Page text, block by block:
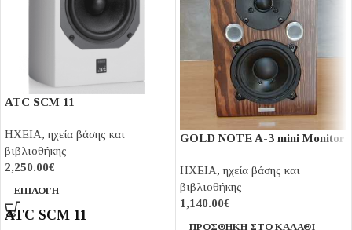
ATC SCM 11
ΗΧΕΙΑ, ηχεία βάσης και
βιβλιοθήκης
2,250.00€
ΕΠΙΛΟΓΉ
ATC SCM 11
GOLD NOTE A-3 mini Monitor
ΗΧΕΙΑ, ηχεία βάσης και
βιβλιοθήκης
1,140.00€
ΠΡΟΣΘΉΚΗ ΣΤΟ ΚΑΛΆΘΙ